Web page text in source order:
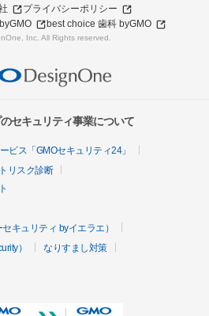
プライバシーポリシー
best choice 歯科 byGMO
Inc. All Rights reserved.
セキュリティ事業について
ビス「GMOセキュリティ24」
リスク診断
キュリティ byイエラエ）
）
なりすまし対策